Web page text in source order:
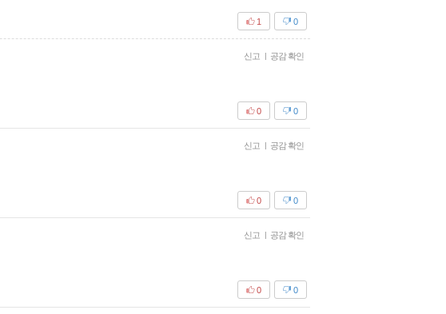
0
1
신고 | 공감 확인
0
0
신고 | 공감 확인
0
0
신고 | 공감 확인
0
0